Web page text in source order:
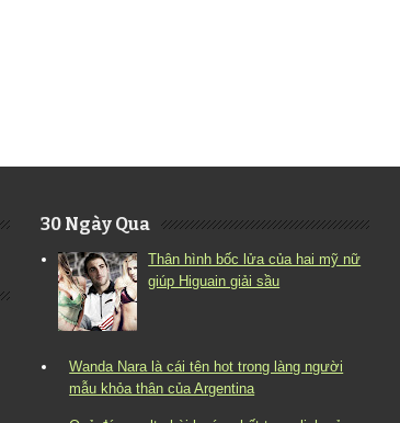
30 Ngày Qua
Thân hình bốc lửa của hai mỹ nữ
giúp Higuain giải sầu
Wanda Nara là cái tên hot trong làng người
mẫu khỏa thân của Argentina